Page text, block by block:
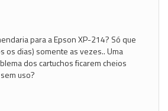
para a Epson XP-214? Só que
os dias) somente as vezes.. Uma
dos cartuchos ficarem cheios
uso?